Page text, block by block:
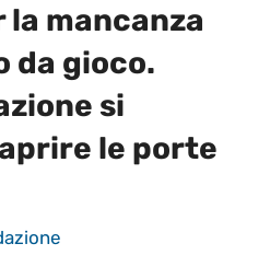
mancanza
da gioco.
si
le porte